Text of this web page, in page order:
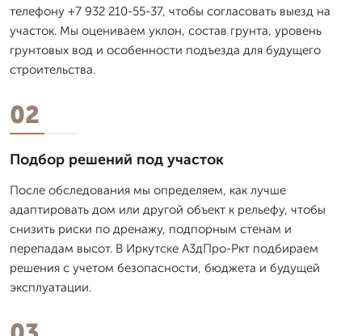
телефону +7 932 210-55-37, чтобы согласовать выезд на
участок. Мы оцениваем уклон, состав грунта, уровень
грунтовых вод и особенности подъезда для будущего
строительства.
02
Подбор решений под участок
После обследования мы определяем, как лучше
адаптировать дом или другой объект к рельефу, чтобы
снизить риски по дренажу, подпорным стенам и
перепадам высот. В Иркутске А3дПро-Ркт подбираем
решения с учетом безопасности, бюджета и будущей
эксплуатации.